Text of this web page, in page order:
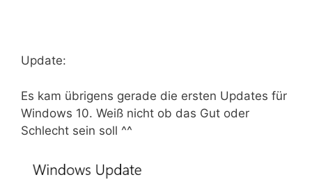
Update:
Es kam übrigens gerade die ersten Updates für
Windows 10. Weiß nicht ob das Gut oder
Schlecht sein soll ^^